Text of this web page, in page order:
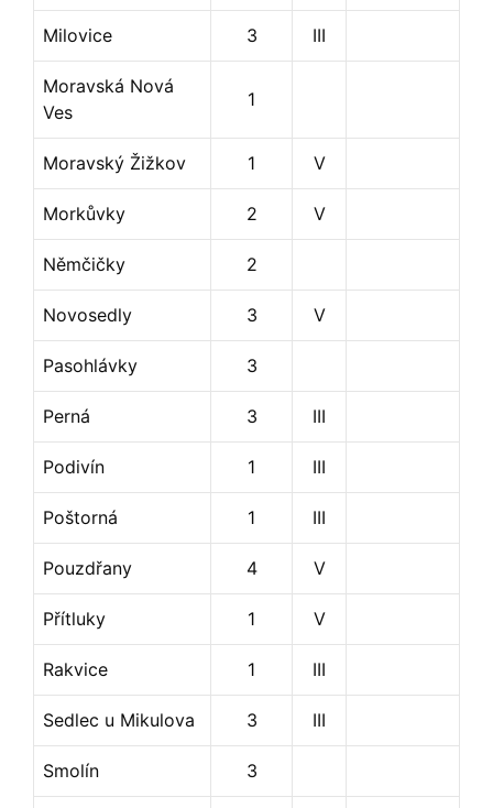
Milovice 3 III
Moravská Nová
Ves
1
Moravský Žižkov 1 V
Morkůvky 2 V
Němčičky 2
Novosedly 3 V
Pasohlávky 3
Perná 3 III
Podivín 1 III
Poštorná 1 III
Pouzdřany 4 V
Přítluky 1 V
Rakvice 1 III
Sedlec u Mikulova 3 III
Smolín 3